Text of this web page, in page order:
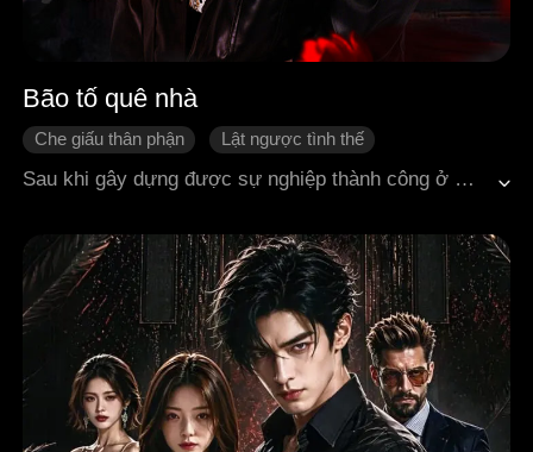
Bão tố quê nhà
Che giấu thân phận
Lật ngược tình thế
Đô thị hiện đại
Tình cảm gia đình Báo thù
Sau khi gây dựng được sự nghiệp thành công ở Mi an ma, Giang Lăng trở về quê hương với ý định báo đáp gia đình người cậu mợ từng giúp anh chăm sóc vợ mình. Không ngờ, anh phát hiện mợ Mai Lương Hân và cậu Phùng Giả Nhân suốt thời gian qua đã ngược đãi vợ anh là Tống Mộng Vãn, thậm chí còn âm mưu bán cô cho một gã ngốc. Giang Lăng kịp thời cứu vợ, vạch trần toàn bộ sự thật, khiến những kẻ ác phải chịu sự trừng phạt nghiêm khắc của pháp luật. Trong quá trình đó, anh cũng biết được mình không phải con ruột của mẹ là Phùng Lệ Bình, còn cha ruột thì đã bị bà cùng cha dượng Vương Võ hãm hại năm xưa. Cuối cùng, Giang Lăng và Tống Mộng Vãn cùng nhau xây dựng lại mái ấm, dốc sức phát triển quê hương nông thôn, đón chào sinh mệnh mới và một cuộc sống bình yên.